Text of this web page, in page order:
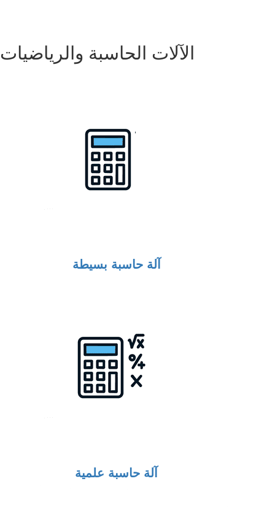
الآلات الحاسبة والرياضيات
آلة حاسبة بسيطة
آلة حاسبة علمية